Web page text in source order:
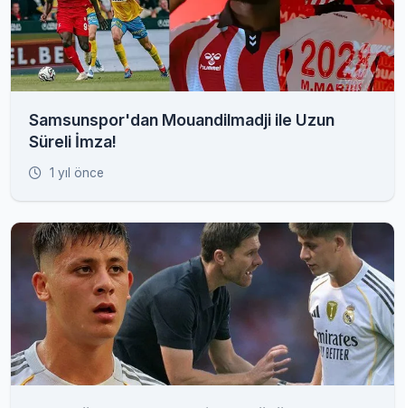
Samsunspor'dan Mouandilmadji ile Uzun
Süreli İmza!
1 yıl önce